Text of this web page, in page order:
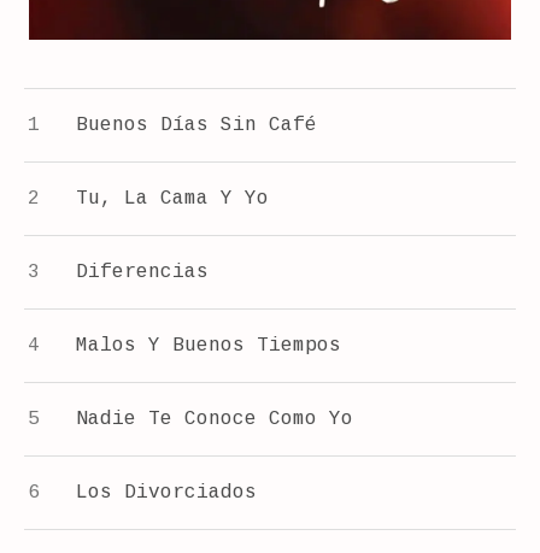
Buenos Días Sin Café
Tu, La Cama Y Yo
Diferencias
Malos Y Buenos Tiempos
Nadie Te Conoce Como Yo
Los Divorciados